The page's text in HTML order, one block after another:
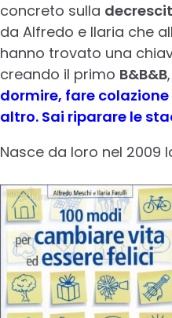
concreto sulla
da Alfredo e Ilaria che
hanno trovato una
creando il primo B&B&B
dormire, fare
altro. Sai riparare le
Nasce da loro nel 2009